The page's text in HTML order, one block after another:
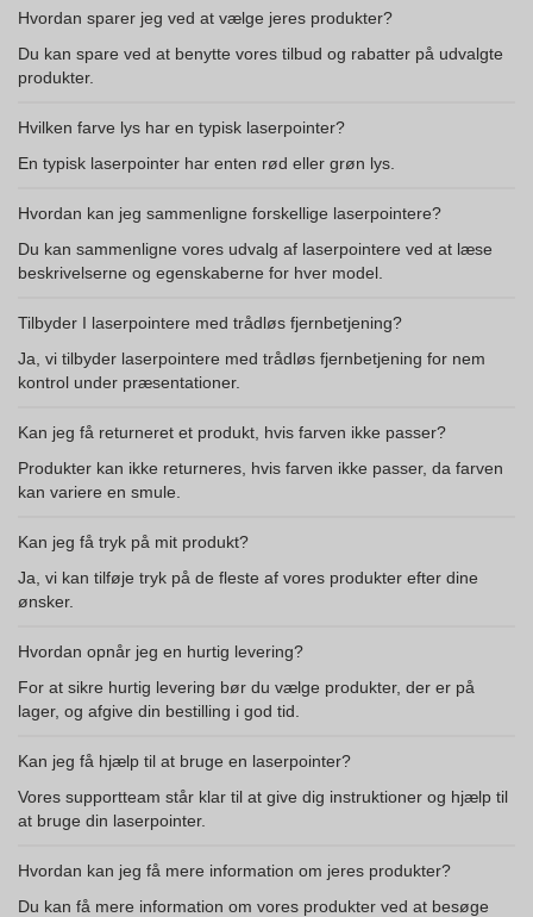
Hvordan sparer jeg ved at vælge jeres produkter?
Du kan spare ved at benytte vores tilbud og rabatter på udvalgte
produkter.
Hvilken farve lys har en typisk laserpointer?
En typisk laserpointer har enten rød eller grøn lys.
Hvordan kan jeg sammenligne forskellige laserpointere?
Du kan sammenligne vores udvalg af laserpointere ved at læse
beskrivelserne og egenskaberne for hver model.
Tilbyder I laserpointere med trådløs fjernbetjening?
Ja, vi tilbyder laserpointere med trådløs fjernbetjening for nem
kontrol under præsentationer.
Kan jeg få returneret et produkt, hvis farven ikke passer?
Produkter kan ikke returneres, hvis farven ikke passer, da farven
kan variere en smule.
Kan jeg få tryk på mit produkt?
Ja, vi kan tilføje tryk på de fleste af vores produkter efter dine
ønsker.
Hvordan opnår jeg en hurtig levering?
For at sikre hurtig levering bør du vælge produkter, der er på
lager, og afgive din bestilling i god tid.
Kan jeg få hjælp til at bruge en laserpointer?
Vores supportteam står klar til at give dig instruktioner og hjælp til
at bruge din laserpointer.
Hvordan kan jeg få mere information om jeres produkter?
Du kan få mere information om vores produkter ved at besøge